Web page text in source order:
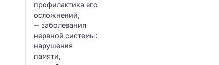
профилактика его
осложнений,
— заболевания
нервной системы:
нарушения
памяти,